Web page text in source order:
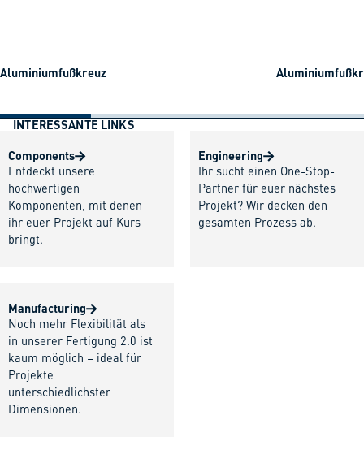
Aluminiumfußkreuz
INTERESSANTE LINKS
Components
Entdeckt unsere
hochwertigen
Komponenten, mit denen
ihr euer Projekt auf Kurs
bringt.
Engineering
Ihr sucht einen One-Stop-
Partner für euer nächstes
Projekt? Wir decken den
gesamten Prozess ab.
Manufacturing
Noch mehr Flexibilität als
in unserer Fertigung 2.0 ist
kaum möglich – ideal für
Projekte
unterschiedlichster
Dimensionen.